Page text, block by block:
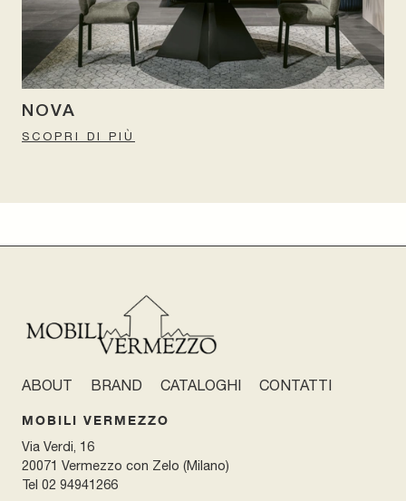
NOVA
SCOPRI DI PIÙ
ABOUT BRAND CATALOGHI CONTATTI
MOBILI VERMEZZO
Via Verdi, 16
20071 Vermezzo con Zelo (Milano)
Tel 02 94941266